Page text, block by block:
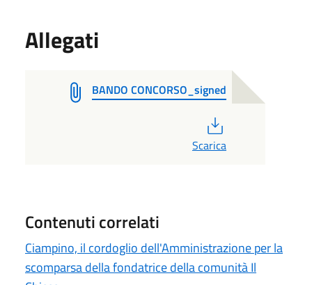
Allegati
BANDO CONCORSO_signed
Scarica
Contenuti correlati
Ciampino, il cordoglio dell'Amministrazione per la
scomparsa della fondatrice della comunità Il